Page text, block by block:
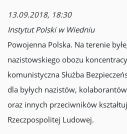
13.09.2018, 18:30
Instytut Polski w Wiedniu
Powojenna Polska. Na terenie
nazistowskiego obozu
komunistyczna Służba
dla byłych nazistów,
oraz innych przeciwników
Rzeczpospolitej Ludowej.